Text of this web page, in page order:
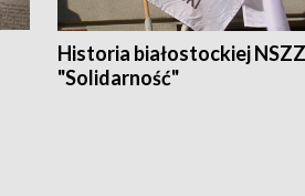
Historia białostockiej NSZZ
"Solidarność"